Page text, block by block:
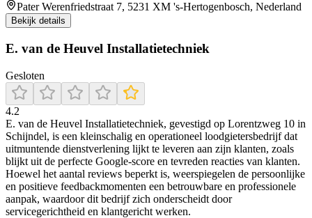
Pater Werenfriedstraat 7, 5231 XM 's-Hertogenbosch, Nederland
Bekijk details
E. van de Heuvel Installatietechniek
Gesloten
4.2
E. van de Heuvel Installatietechniek, gevestigd op Lorentzweg 10 in
Schijndel, is een kleinschalig en operationeel loodgietersbedrijf dat
uitmuntende dienstverlening lijkt te leveren aan zijn klanten, zoals
blijkt uit de perfecte Google-score en tevreden reacties van klanten.
Hoewel het aantal reviews beperkt is, weerspiegelen de persoonlijke
en positieve feedbackmomenten een betrouwbare en professionele
aanpak, waardoor dit bedrijf zich onderscheidt door
servicegerichtheid en klantgericht werken.